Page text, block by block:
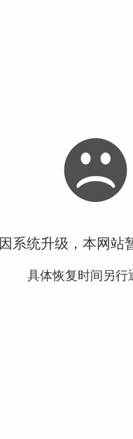
因系统升级，本网站
具体恢复时间另行